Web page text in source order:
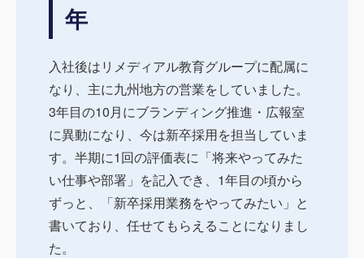
年
入社後はリメディアル教育グループに配属に
なり、主に九州地方の営業をしていました。
3年目の10月にブランディング推進・広報室
に異動になり、今は新卒採用を担当していま
す。半期に1回の評価表に「将来やってみた
い仕事や部署」を記入でき、1年目の頃から
ずっと、「新卒採用業務をやってみたい」と
書いており、任せてもらえることになりまし
た。